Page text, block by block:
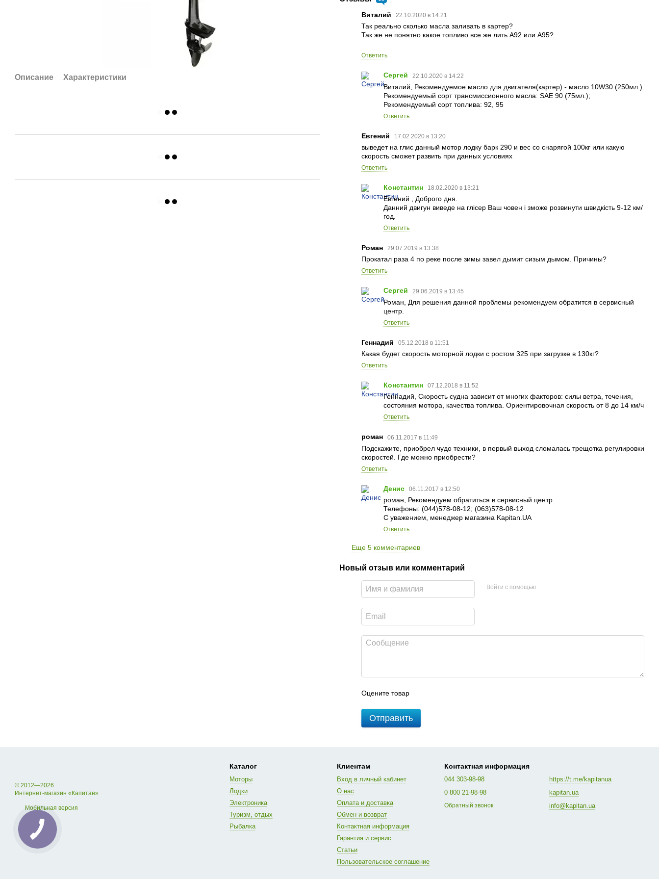
Описание Характеристики
Виталий 22.10.2020 в 14:21
Так реально сколько масла заливать в картер?
Так же не понятно какое топливо все же лить А92 или А95?
Ответить
Сергей 22.10.2020 в 14:22
Виталий, Рекомендуемое масло для двигателя(картер) - масло 10W30 (250мл.).
Рекомендуемый сорт трансмиссионного масла: SAE 90 (75мл.);
Рекомендуемый сорт топлива: 92, 95
Ответить
Евгений 17.02.2020 в 13:20
выведет на глис данный мотор лодку барк 290 и вес со снарягой 100кг или какую
скорость сможет развить при данных условиях
Ответить
Константин 18.02.2020 в 13:21
Евгений , Доброго дня.
Данний двигун виведе на глісер Ваш човен і зможе розвинути швидкість 9-12 км/
год.
Ответить
Роман 29.07.2019 в 13:38
Прокатал раза 4 по реке после зимы завел дымит сизым дымом. Причины?
Ответить
Сергей 29.06.2019 в 13:45
Роман, Для решения данной проблемы рекомендуем обратится в сервисный
центр.
Ответить
Геннадий 05.12.2018 в 11:51
Какая будет скорость моторной лодки с ростом 325 при загрузке в 130кг?
Ответить
Константин 07.12.2018 в 11:52
Геннадий, Скорость судна зависит от многих факторов: силы ветра, течения,
состояния мотора, качества топлива. Ориентировочная скорость от 8 до 14 км/ч
Ответить
роман 06.11.2017 в 11:49
Подскажите, приобрел чудо техники, в первый выход сломалась трещотка регулировки
скоростей. Где можно приобрести?
Ответить
Денис 06.11.2017 в 12:50
роман, Рекомендуем обратиться в сервисный центр.
Телефоны: (044)578-08-12; (063)578-08-12
С уважением, менеджер магазина Kapitan.UA
Ответить
Еще 5 комментариев
Новый отзыв или комментарий
Войти с помощью
Оцените товар
Отправить
© 2012—2026
Интернет-магазин «Капитан»
Мобильная версия
Каталог
Моторы
Лодки
Электроника
Туризм, отдых
Рыбалка
Клиентам
Вход в личный кабинет
О нас
Оплата и доставка
Обмен и возврат
Контактная информация
Гарантия и сервис
Статьи
Пользовательское соглашение
Контактная информация
044 303-98-98
0 800 21-98-98
Обратный звонок
https://t.me/kapitanua
kapitan.ua
info@kapitan.ua